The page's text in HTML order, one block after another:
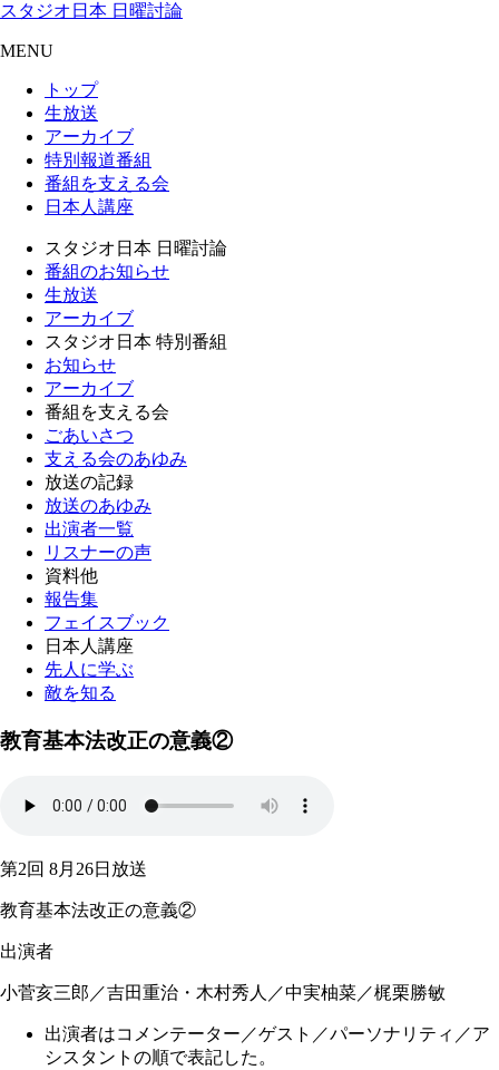
スタジオ日本 日曜討論
MENU
トップ
生放送
アーカイブ
特別報道番組
番組を支える会
日本人講座
スタジオ日本 日曜討論
番組のお知らせ
生放送
アーカイブ
スタジオ日本 特別番組
お知らせ
アーカイブ
番組を支える会
ごあいさつ
支える会のあゆみ
放送の記録
放送のあゆみ
出演者一覧
リスナーの声
資料他
報告集
フェイスブック
日本人講座
先人に学ぶ
敵を知る
教育基本法改正の意義②
第2回 8月26日放送
教育基本法改正の意義②
出演者
小菅亥三郎／吉田重治・木村秀人／中実柚菜／梶栗勝敏
出演者はコメンテーター／ゲスト／パーソナリティ／ア
シスタントの順で表記した。